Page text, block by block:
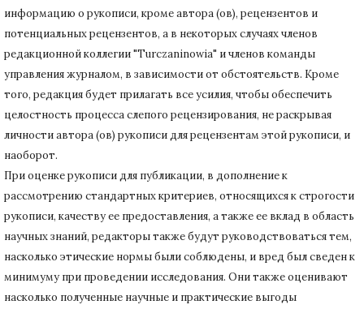
информацию о рукописи, кроме автора (ов), рецензентов и
потенциальных рецензентов, а в некоторых случаях членов
редакционной коллегии "Turczaninowia" и членов команды
управления журналом, в зависимости от обстоятельств. Кроме
того, редакция будет прилагать все усилия, чтобы обеспечить
целостность процесса слепого рецензирования, не раскрывая
личности автора (ов) рукописи для рецензентам этой рукописи, и
наоборот.
При оценке рукописи для публикации, в дополнение к
рассмотрению стандартных критериев, относящихся к строгости
рукописи, качеству ее предоставления, а также ее вклад в область
научных знаний, редакторы также будут руководствоваться тем,
насколько этические нормы были соблюдены, и вред был сведен к
минимуму при проведении исследования. Они также оценивают
насколько полученные научные и практические выгоды